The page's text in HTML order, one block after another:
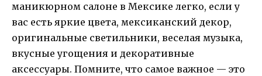
маникюрном салоне в Мексике легко, если у
вас есть яркие цвета, мексиканский декор,
оригинальные светильники, веселая музыка,
вкусные угощения и декоративные
аксессуары. Помните, что самое важное — это